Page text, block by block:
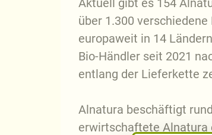
Aktuell gibt es 154
über 1.300
europaweit in 14
Bio-Händler seit 2021
entlang der Lieferkette
Alnatura beschäftigt
erwirtschaftete Alnatura